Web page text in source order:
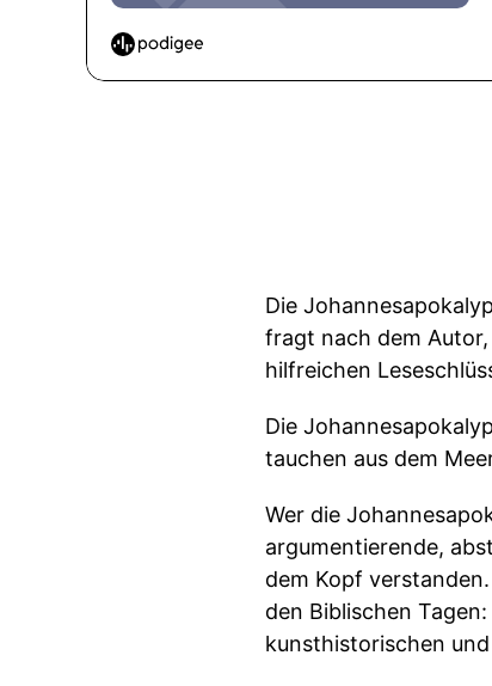
Die
fragt nach dem
hilfreichen
Die
tauchen aus dem
Wer die
argumentierende,
dem Kopf
den Biblischen
kunsthistorischen